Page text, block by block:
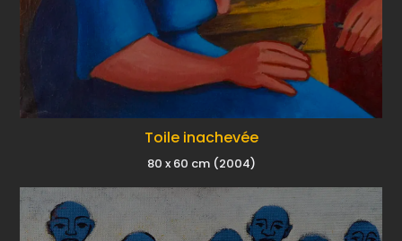
Toile inachevée
80 x 60 cm (2004)